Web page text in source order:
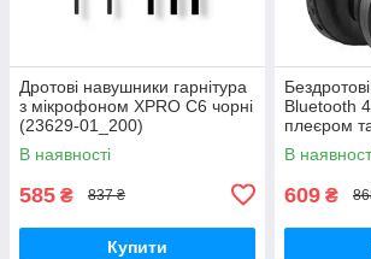
Дротові навушники гарнітура
з мікрофоном XPRO C6 чорні
(23629-01_200)
В наявності
585 ₴ 837 ₴
Купити
Bluetooth
плеєром
(41166-
В
609 ₴